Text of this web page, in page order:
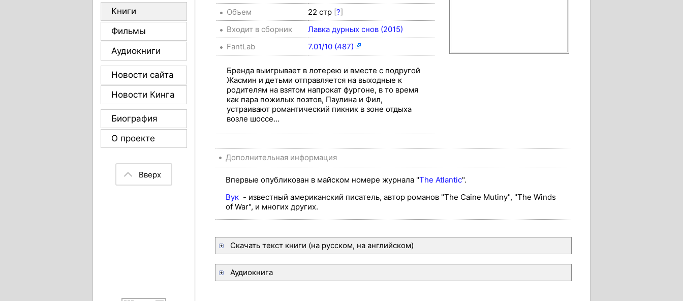
Книги
Фильмы
Аудиокниги
Новости сайта
Новости Кинга
Биография
О проекте
Вверх
Объем
22 стр [?]
Входит в сборник
Лавка дурных снов (2015)
FantLab
7.01/10 (487)
Бренда выигрывает в лотерею и вместе с подругой
Жасмин и детьми отправляется на выходные к
родителям на взятом напрокат фургоне, в то время
как пара пожилых поэтов, Паулина и Фил,
устраивают романтический пикник в зоне отдыха
возле шоссе...
Дополнительная информация
Впервые опубликован в майском номере журнала "The Atlantic".
Вук- известный американский писатель, автор романов "The Caine Mutiny", "The Winds
of War", и многих других.
Скачать текст книги (на русском, на английском)
Аудиокнига